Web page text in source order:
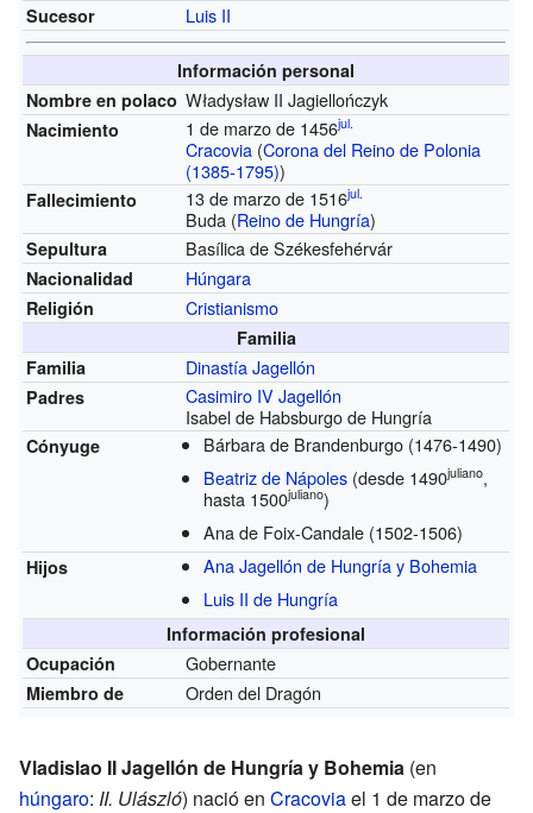
Sucesor Luis II
Información personal
Nombre en polaco Władysław II Jagiellończyk
Nacimiento 1 de marzo de 1456jul.
Cracovia (Corona del Reino de Polonia
(1385-1795))
Fallecimiento 13 de marzo de 1516jul.
Buda (Reino de Hungría)
Sepultura Basílica de Székesfehérvár
Nacionalidad Húngara
Religión Cristianismo
Familia
Familia
Dinastía Jagellón
Padres
Casimiro IV Jagellón
Isabel de Habsburgo de Hungría
Cónyuge Bárbara de Brandenburgo (1476-1490)
Beatriz de Nápoles (desde 1490juliano,
hasta 1500juliano)
Ana de Foix-Candale (1502-1506)
Hijos
Ana Jagellón de Hungría y Bohemia
Luis II de Hungría
Información profesional
Ocupación
Gobernante
Miembro de Orden del Dragón
Vladislao II Jagellón de Hungría y Bohemia (en
húngaro: II. Ulászló) nació en Cracoviael 1 de marzo de